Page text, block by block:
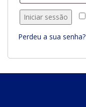
Iniciar sessão
Perdeu a sua senha?